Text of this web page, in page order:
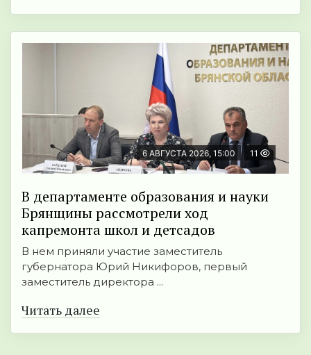
6 АВГУСТА 2026, 15:00 11
В департаменте образования и науки
Брянщины рассмотрели ход
капремонта школ и детсадов
В нем приняли участие заместитель
губернатора Юрий Никифоров, первый
заместитель директора ...
Читать далее